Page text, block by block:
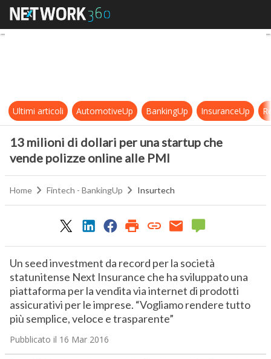
13 milioni di dollari per una
Ultimi articoli AutomotiveUp BankingUp InsuranceUp
13 milioni di dollari per una startup che
vende polizze online alle PMI
Home Fintech - BankingUp Insurtech
Un seed investment da record per la società
statunitense Next Insurance che ha sviluppato una
piattaforma per la vendita via internet di prodotti
assicurativi per le imprese. “Vogliamo rendere tutto
più semplice, veloce e trasparente”
Pubblicato il 16 Mar 2016